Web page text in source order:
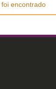
encontrado